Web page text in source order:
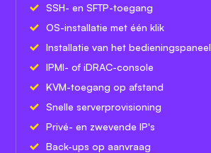
SSH- en SFTP-toegang
OS-installatie met één klik
Installatie van het bedieningspaneel
IPMI- of iDRAC-console
KVM-toegang op afstand
Snelle serverprovisioning
Privé- en zwevende IP's
Back-ups op aanvraag